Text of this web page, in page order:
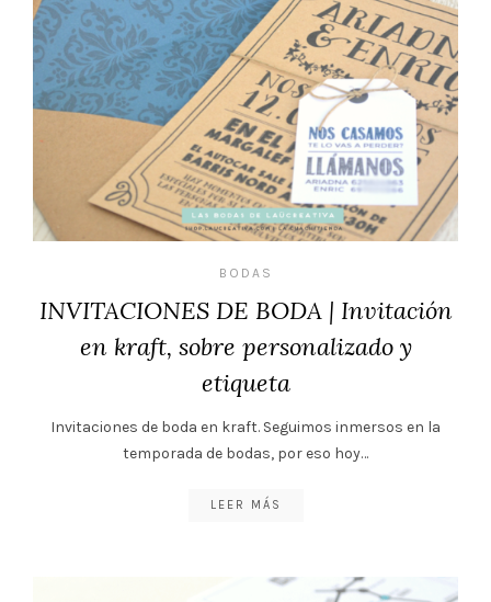
BODAS
INVITACIONES DE BODA | Invitación
en kraft, sobre personalizado y
etiqueta
Invitaciones de boda en kraft. Seguimos inmersos en la
temporada de bodas, por eso hoy…
LEER MÁS